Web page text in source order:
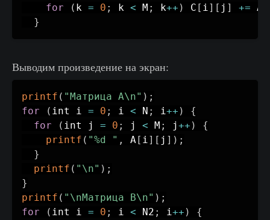
for
( k = 0 ; k < M ; k++ ) C [ i] [ j ] += A
}
Выводим произведение на экран:
printf ( "Матрица A\n" ) ;
for
( int i = 0 ; i < N ; i++ )
{
for
( int j = 0 ; j < M ; j++ )
{
printf ( "%d " , A [ i] [ j ] ) ;
}
printf ( "\n" ) ;
}
printf ( "\nМатрица B\n" ) ;
for
( int i = 0 ; i < N2 ; i++ )
{